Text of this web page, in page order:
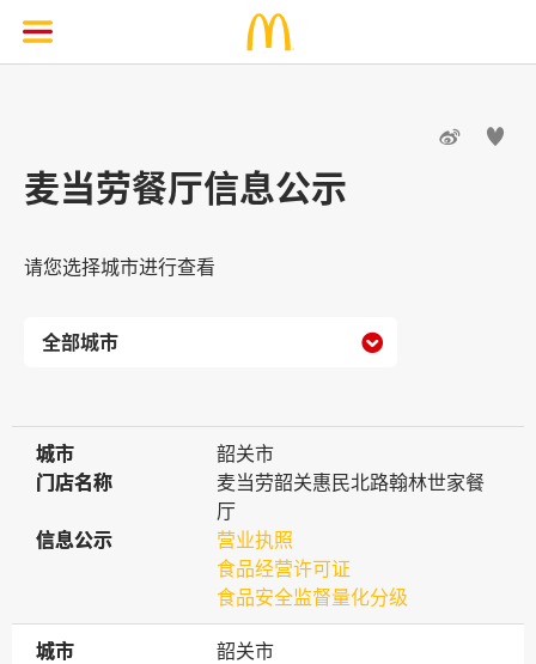
 
麦当劳餐厅信息公示
请您选择城市进行查看

城市
城市
韶关市
门店名称
门店名称
麦当劳韶关惠民北路翰林世家餐
厅
信息公示
信息公示
营业执照
食品经营许可证
食品安全监督量化分级
城市
城市
韶关市